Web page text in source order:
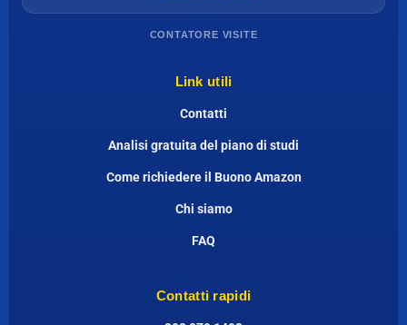
CONTATORE VISITE
Link utili
Contatti
Analisi gratuita del piano di studi
Come richiedere il Buono Amazon
Chi siamo
FAQ
Contatti rapidi